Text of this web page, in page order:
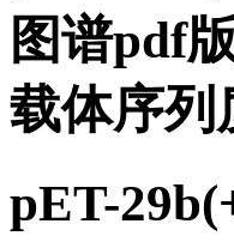
图谱pdf
载体序列
pET-